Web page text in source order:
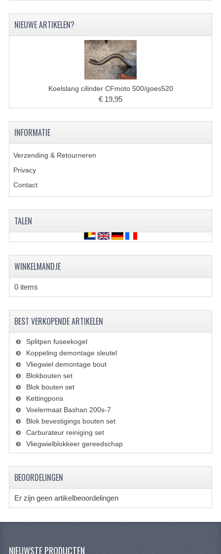
STUUR INRICHTING
TANDWIELEN EN KETTING
UITLAAT
VELGEN
SHINERAY 300 STE
SHINERAY SPYDER/STIXE 250CC
GEREEDSCHAP
KETTING EN TANDWIELEN
REM SYSTEEM
SCHOKBREKERS
STUUR INRICHTING
VERLICHTING
NIEUWE ARTIKELEN?
Koelslang cilinder CFmoto 500/goes520
€ 19,95
INFORMATIE
Verzending & Retourneren
Privacy
Contact
TALEN
WINKELMANDJE
0 items
BEST VERKOPENDE ARTIKELEN
Splitpen fuseekogel
Koppeling demontage sleutel
Vliegwiel demontage bout
Blokbouten set
Blok bouten set
Kettingpons
Voelermaat Bashan 200s-7
Blok bevestigings bouten set
Carburateur reiniging set
Vliegwielblokkeer gereedschap
BEOORDELINGEN
Er zijn geen artikelbeoordelingen
NIEUWSTE PRODUCTEN